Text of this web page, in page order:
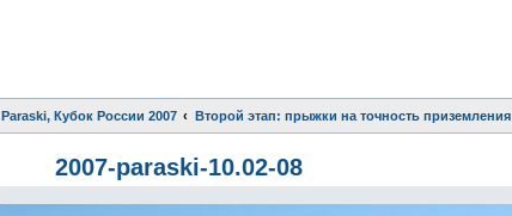
Paraski, Кубок России 2007 Второй этап: прыжки на точность приземления
2007-paraski-10.02-08